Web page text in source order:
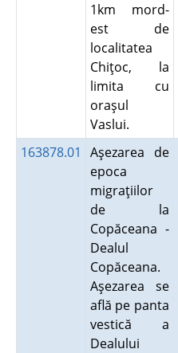
1km mord-
est de
localitatea
Chiţoc, la
limita cu
oraşul
Vaslui.
163878.01
Aşezarea de
epoca
migraţiilor
de la
Copăceana -
Dealul
Copăceana.
Aşezarea se
află pe panta
vestică a
Dealului